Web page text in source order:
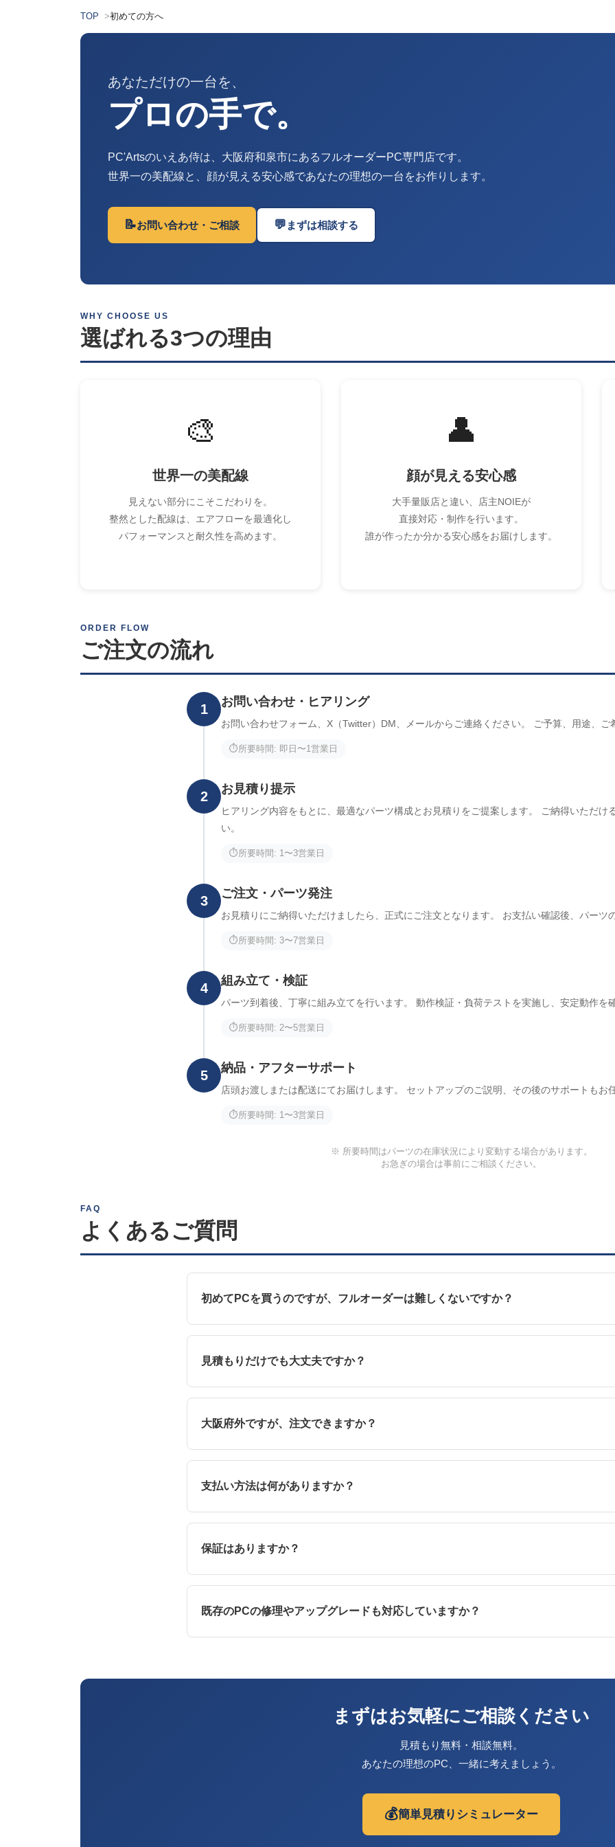
TOP 初めての方へ
あなただけの一台を、
プロの手で。
PC'Artsのいえあ侍は、大阪府和泉市にあるフルオーダーPC専門店です。
世界一の美配線と、顔が見える安心感であなたの理想の一台をお作りします。
📝お問い合わせ・ご相談 💬 まずは相談する
WHY CHOOSE US
選ばれる3つの理由
🎨
世界一の美配線
見えない部分にこそこだわりを。
整然とした配線は、エアフローを最適化し
パフォーマンスと耐久性を高めます。
👤
顔が見える安心感
大手量販店と違い、店主NOIEが
直接対応・制作を行います。
誰が作ったか分かる安心感をお届けします。
ORDER FLOW
ご注文の流れ
1 お問い合わせ・ヒアリング
お問い合わせフォーム、X（Twitter）DM、メールからご連絡ください。 ご予算、用途、ご
⏱️所要時間: 即日〜1営業日
2 お見積り提示
ヒアリング内容をもとに、最適なパーツ構成とお見積りをご提案します。 ご納得いただけ
い。
⏱️所要時間: 1〜3営業日
3 ご注文・パーツ発注
お見積りにご納得いただけましたら、正式にご注文となります。 お支払い確認後、パーツ
⏱️所要時間: 3〜7営業日
4 組み立て・検証
パーツ到着後、丁寧に組み立てを行います。 動作検証・負荷テストを実施し、安定動作を
⏱️所要時間: 2〜5営業日
5 納品・アフターサポート
店頭お渡しまたは配送にてお届けします。 セットアップのご説明、その後のサポートもお
⏱️所要時間: 1〜3営業日
※ 所要時間はパーツの在庫状況により変動する場合があります。
お急ぎの場合は事前にご相談ください。
FAQ
よくあるご質問
初めてPCを買うのですが、フルオーダーは難しくないですか？
見積もりだけでも大丈夫ですか？
大阪府外ですが、注文できますか？
支払い方法は何がありますか？
保証はありますか？
既存のPCの修理やアップグレードも対応していますか？
まずはお気軽にご相談ください
見積もり無料・相談無料。
あなたの理想のPC、一緒に考えましょう。
💰簡単見積りシミュレーター